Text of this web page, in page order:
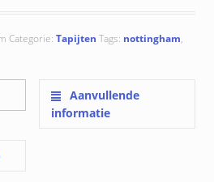
Categorie: Tapijten Tags: nottingham,
Aanvullende
informatie